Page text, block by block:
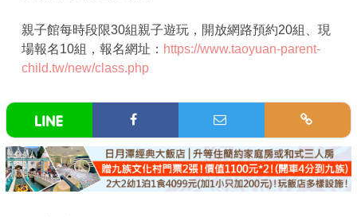
親子館每時段限30組親子遊玩，開放網路預約20組、現
場報名10組，報名網址： https://www.taoyuan-parent-
child.tw/new/class.php